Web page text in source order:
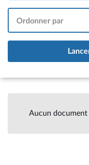
Ordonner par
Aucun document